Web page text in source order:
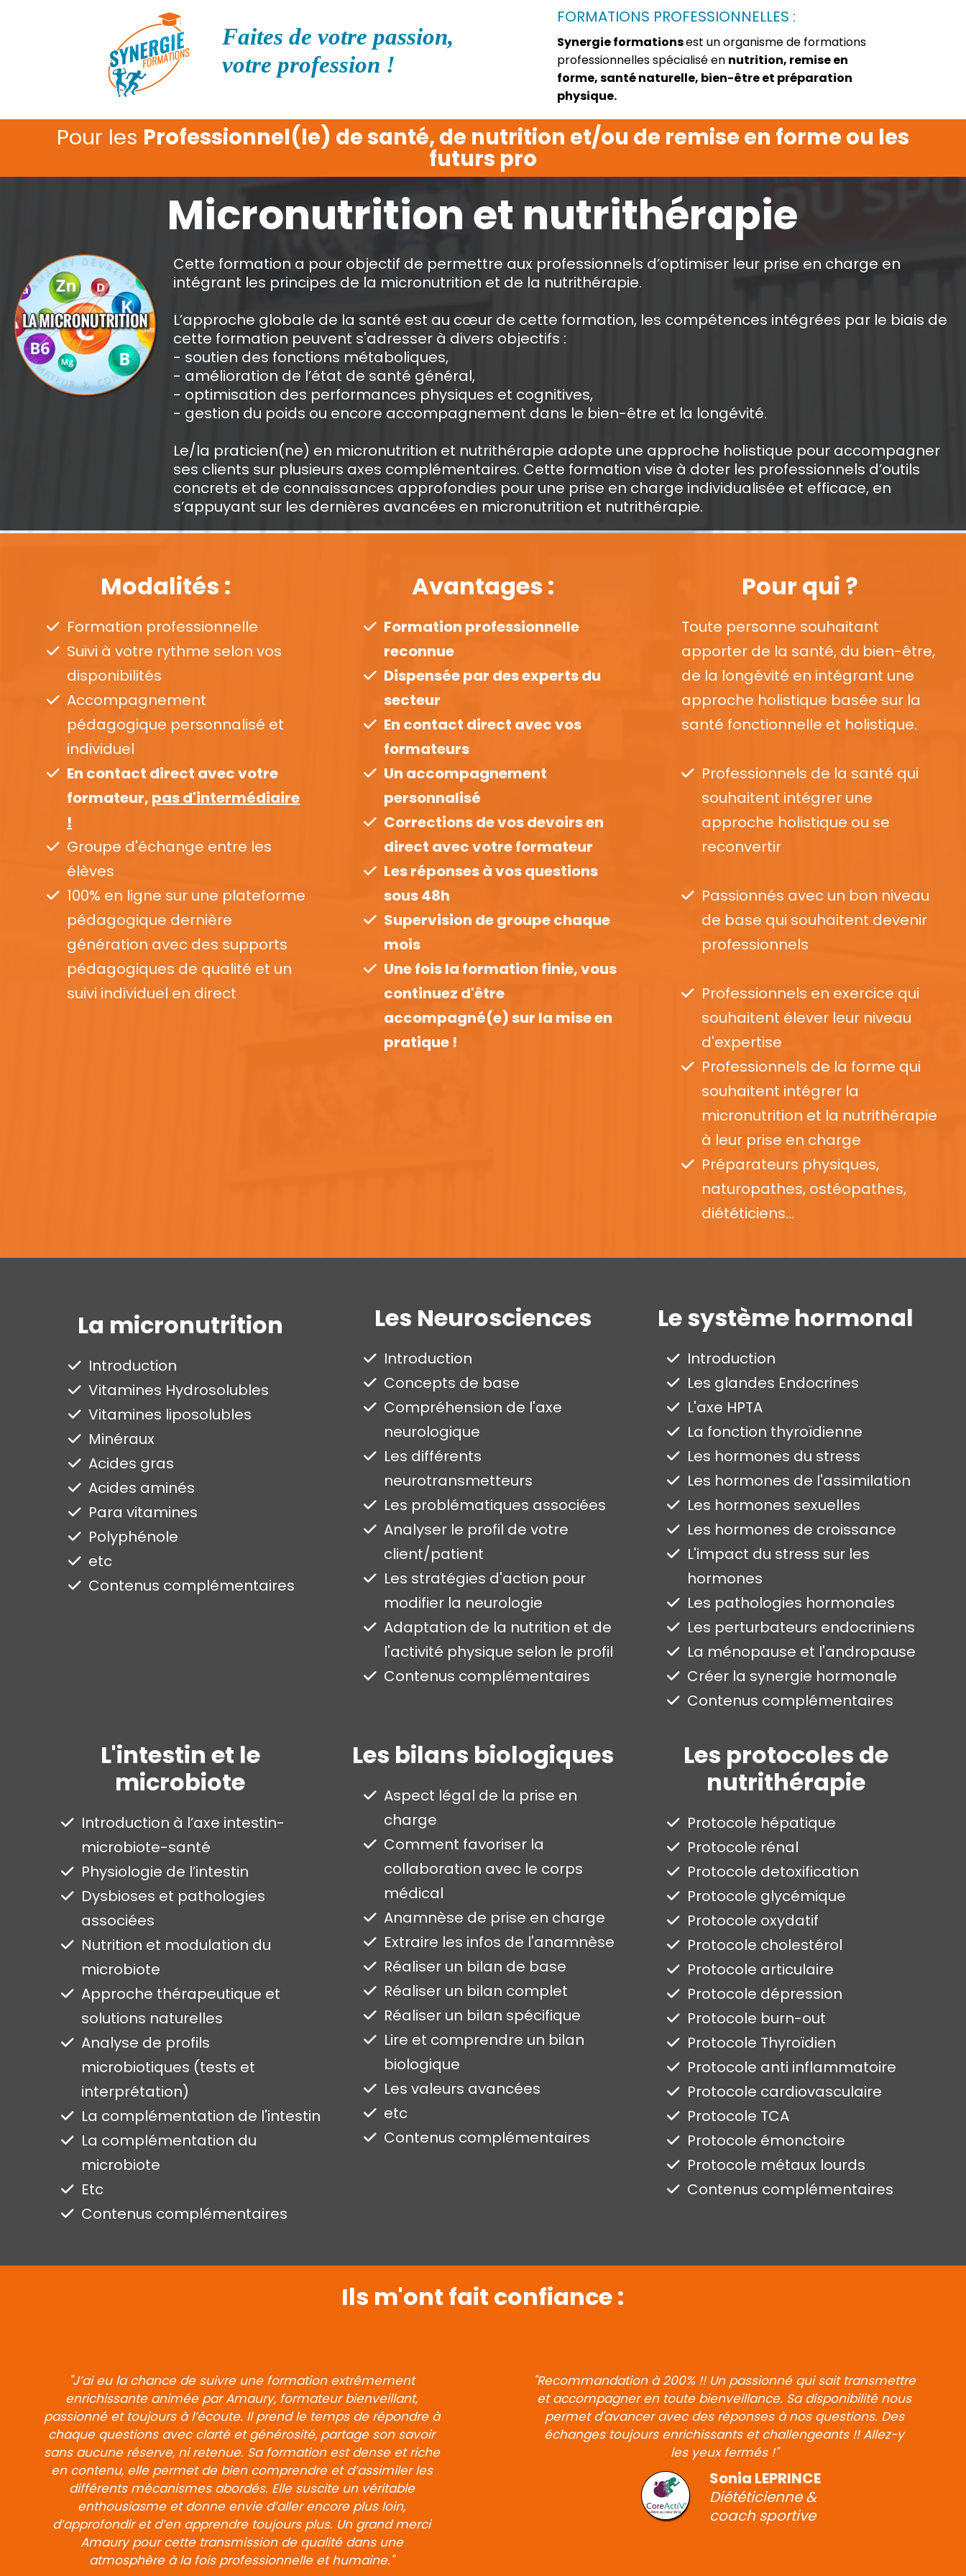
Faites de votre passion,
votre profession !
FORMATIONS PROFESSIONNELLES :
Synergie formationsest un organisme de formations
professionnelles spécialisé en nutrition, remise en
forme, santé naturelle, bien-être et préparation
physique.
Pour les Professionnel(le) de santé, de nutrition et/ou de remise en forme ou les
futurs pro
Micronutrition et nutrithérapie
Cette formation a pour objectif de permettre aux professionnels d’optimiser leur prise en charge en
intégrant les principes de la micronutrition et de la nutrithérapie.
L’approche globale de la santé est au cœur de cette formation, les compétences intégrées par le biais de
cette formation peuvent s'adresser à divers objectifs :
- soutien des fonctions métaboliques,
- amélioration de l’état de santé général,
- optimisation des performances physiques et cognitives,
- gestion du poids ou encore accompagnement dans le bien-être et la longévité.
Le/la praticien(ne) en micronutrition et nutrithérapie adopte une approche holistique pour accompagner
ses clients sur plusieurs axes complémentaires. Cette formation vise à doter les professionnels d’outils
concrets et de connaissances approfondies pour une prise en charge individualisée et efficace, en
s’appuyant sur les dernières avancées en micronutrition et nutrithérapie.
Modalités :
Formation professionnelle
Suivi à votre rythme selon vos
disponibilités
Accompagnement
pédagogique personnalisé et
individuel
En contact direct avec votre
formateur, pas d'intermédiaire
!
Groupe d'échange entre les
élèves
100% en ligne sur une plateforme
pédagogique dernière
génération avec des supports
pédagogiques de qualité et un
suivi individuel en direct
Avantages :
Formation professionnelle
reconnue
Dispensée par des experts du
secteur
En contact direct avec vos
formateurs
Un accompagnement
personnalisé
Corrections de vos devoirs en
direct avec votre formateur
Les réponses à vos questions
sous 48h
Supervision de groupe chaque
mois
Une fois la formation finie, vous
continuez d'être
accompagné(e) sur la mise en
pratique !
Pour qui ?
Toute personne souhaitant
apporter de la santé, du bien-être,
de la longévité en intégrant une
approche holistique basée sur la
santé fonctionnelle et holistique.
Professionnels de la santé qui
souhaitent intégrer une
approche holistique ou se
reconvertir
Passionnés avec un bon niveau
de base qui souhaitent devenir
professionnels
Professionnels en exercice qui
souhaitent élever leur niveau
d'expertise
Professionnels de la forme qui
souhaitent intégrer la
micronutrition et la nutrithérapie
à leur prise en charge
Préparateurs physiques,
naturopathes, ostéopathes,
diététiciens...
La micronutrition
Introduction
Vitamines Hydrosolubles
Vitamines liposolubles
Minéraux
Acides gras
Acides aminés
Para vitamines
Polyphénole
etc
Contenus complémentaires
Les Neurosciences
Introduction
Concepts de base
Compréhension de l'axe
neurologique
Les différents
neurotransmetteurs
Les problématiques associées
Analyser le profil de votre
client/patient
Les stratégies d'action pour
modifier la neurologie
Adaptation de la nutrition et de
l'activité physique selon le profil
Contenus complémentaires
Le système hormonal
Introduction
Les glandes Endocrines
L'axe HPTA
La fonction thyroïdienne
Les hormones du stress
Les hormones de l'assimilation
Les hormones sexuelles
Les hormones de croissance
L'impact du stress sur les
hormones
Les pathologies hormonales
Les perturbateurs endocriniens
La ménopause et l'andropause
Créer la synergie hormonale
Contenus complémentaires
L'intestin et le
microbiote
Introduction à l’axe intestin-
microbiote-santé
Physiologie de l’intestin
Dysbioses et pathologies
associées
Nutrition et modulation du
microbiote
Approche thérapeutique et
solutions naturelles
Analyse de profils
microbiotiques (tests et
interprétation)
La complémentation de l'intestin
La complémentation du
microbiote
Etc
Contenus complémentaires
Les bilans biologiques
Aspect légal de la prise en
charge
Comment favoriser la
collaboration avec le corps
médical
Anamnèse de prise en charge
Extraire les infos de l'anamnèse
Réaliser un bilan de base
Réaliser un bilan complet
Réaliser un bilan spécifique
Lire et comprendre un bilan
biologique
Les valeurs avancées
etc
Contenus complémentaires
Les protocoles de
nutrithérapie
Protocole hépatique
Protocole rénal
Protocole detoxification
Protocole glycémique
Protocole oxydatif
Protocole cholestérol
Protocole articulaire
Protocole dépression
Protocole burn-out
Protocole Thyroïdien
Protocole anti inflammatoire
Protocole cardiovasculaire
Protocole TCA
Protocole émonctoire
Protocole métaux lourds
Contenus complémentaires
Ils m'ont fait confiance :
"J’ai eu la chance de suivre une formation extrêmement
enrichissante animée par Amaury, formateur bienveillant,
passionné et toujours à l’écoute. Il prend le temps de répondre à
chaque questions avec clarté et générosité, partage son savoir
sans aucune réserve, ni retenue. Sa formation est dense et riche
en contenu, elle permet de bien comprendre et d’assimiler les
différents mécanismes abordés. Elle suscite un véritable
enthousiasme et donne envie d’aller encore plus loin,
d’approfondir et d’en apprendre toujours plus. Un grand merci
Amaury pour cette transmission de qualité dans une
atmosphère à la fois professionnelle et humaine."
"Recommandation à 200% !! Un passionné qui sait transmettre
et accompagner en toute bienveillance. Sa disponibilité nous
permet d'avancer avec des réponses à nos questions. Des
échanges toujours enrichissants et challengeants !! Allez-y
les yeux fermés !"
Sonia LEPRINCE
Diététicienne &
coach sportive